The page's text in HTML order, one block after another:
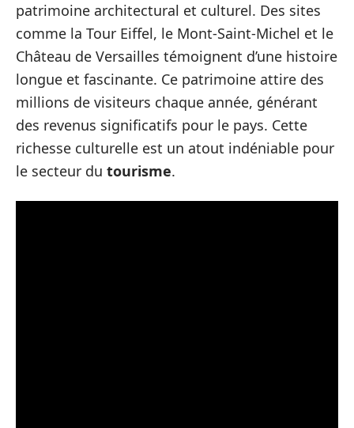
patrimoine architectural et culturel. Des sites
comme la Tour Eiffel, le Mont-Saint-Michel et le
Château de Versailles témoignent d’une histoire
longue et fascinante. Ce patrimoine attire des
millions de visiteurs chaque année, générant
des revenus significatifs pour le pays. Cette
richesse culturelle est un atout indéniable pour
le secteur du tourisme.